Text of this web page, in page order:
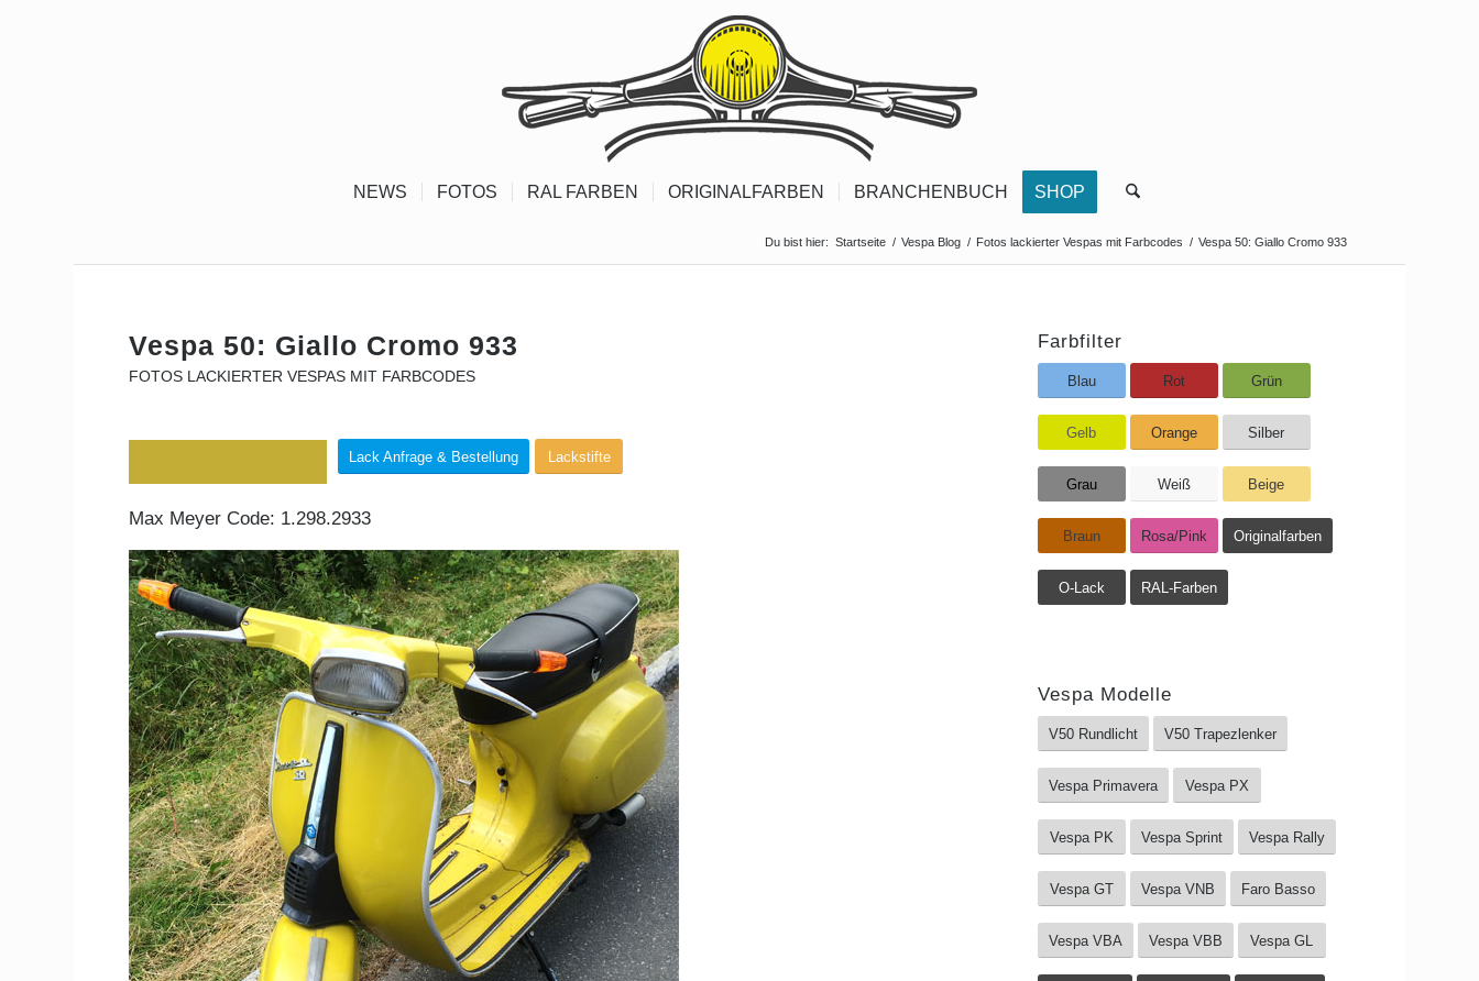
NEWS FOTOS RAL FARBEN ORIGINALFARBEN BRANCHENBUCH SHOP
Du bist hier: Startseite / Vespa Blog / Fotos lackierter Vespas mit Farbcodes / Vespa 50: Giallo Cromo 933
Vespa 50: Giallo Cromo 933
FOTOS LACKIERTER VESPAS MIT FARBCODES
Lack Anfrage & Bestellung Lackstifte
Max Meyer Code: 1.298.2933
Farbfilter
Blau Rot Grün
Gelb Orange Silber
Grau Weiß Beige
Braun Rosa/Pink Originalfarben
O-Lack RAL-Farben
Vespa Modelle
V50 Rundlicht V50 Trapezlenker
Vespa Primavera Vespa PX
Vespa PK Vespa Sprint Vespa Rally
Vespa GT Vespa VNB Faro Basso
Vespa VBA Vespa VBB Vespa GL